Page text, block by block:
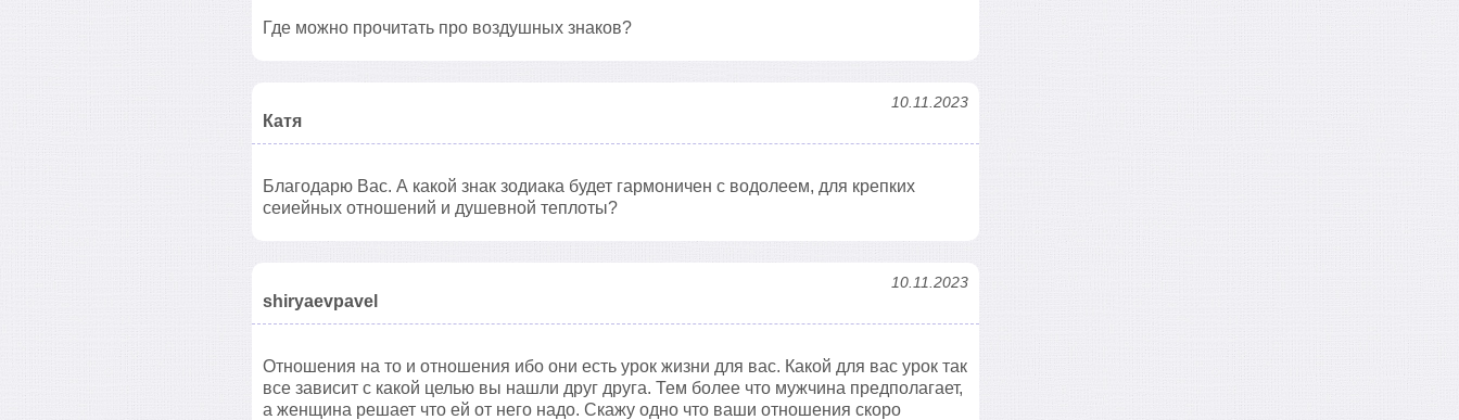
Где можно прочитать про воздушных знаков?
Катя
10.11.2023
Благодарю Вас. А какой знак зодиака будет гармоничен с водолеем, для крепких
сеиейных отношений и душевной теплоты?
shiryaevpavel
10.11.2023
Отношения на то и отношения ибо они есть урок жизни для вас. Какой для вас урок так
все зависит с какой целью вы нашли друг друга. Тем более что мужчина предполагает,
а женщина решает что ей от него надо. Скажу одно что ваши отношения скоро